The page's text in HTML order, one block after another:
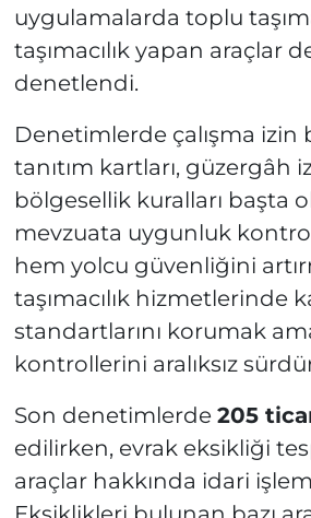
uygulamalarda toplu
taşımacılık yapan araçlar
denetlendi.
Denetimlerde çalışma izin
tanıtım kartları, güzergâh
bölgesellik kuralları başta
mevzuata uygunluk
hem yolcu güvenliğini
taşımacılık hizmetlerinde
standartlarını korumak
kontrollerini aralıksız
Son denetimlerde 205
edilirken, evrak eksikliği
araçlar hakkında idari